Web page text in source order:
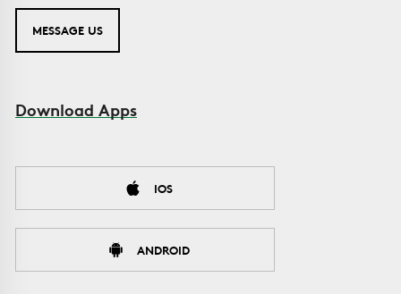
MESSAGE US
Download Apps
IOS
ANDROID